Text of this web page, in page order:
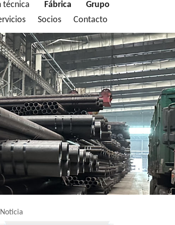
técnica Fábrica
Grupo
Socios Contacto
Noticia